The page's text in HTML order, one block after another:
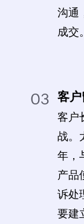
沟通
成交。
03 客
客户
战。
年，
产品
诉处
要建